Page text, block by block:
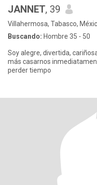
JANNET, 39
Villahermosa, Tabasco,
Buscando: Hombre 35 - 50
Soy alegre, divertida,
más casarnos
perder tiempo